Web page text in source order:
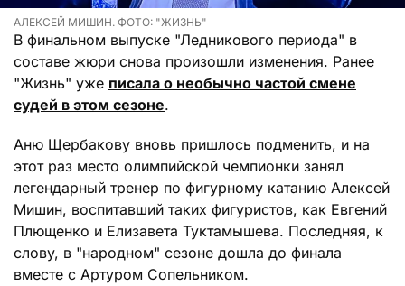
АЛЕКСЕЙ МИШИН. ФОТО: "ЖИЗНЬ"
В финальном выпуске "Ледникового периода" в
составе жюри снова произошли изменения. Ранее
"Жизнь" уже писала о необычно частой смене
судей в этом сезоне.
Аню Щербакову вновь пришлось подменить, и на
этот раз место олимпийской чемпионки занял
легендарный тренер по фигурному катанию Алексей
Мишин, воспитавший таких фигуристов, как Евгений
Плющенко и Елизавета Туктамышева. Последняя, к
слову, в "народном" сезоне дошла до финала
вместе с Артуром Сопельником.